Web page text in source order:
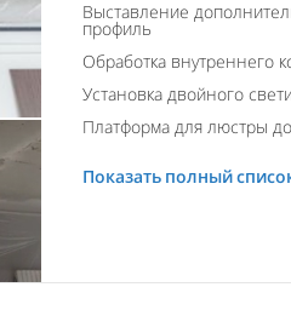
Выставление
профиль
Обработка внутреннего
Установка двойного
Платформа для люстры
Показать полный